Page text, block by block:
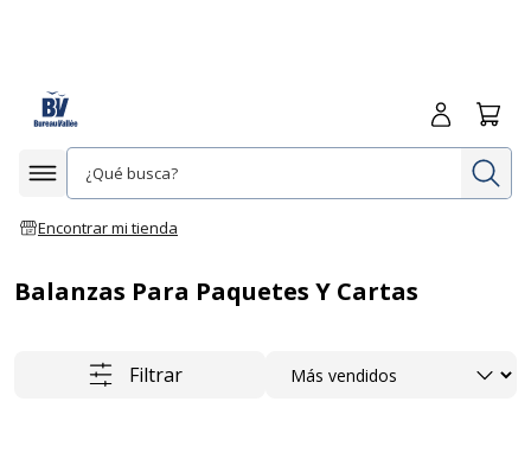
Afficher la navigation
Encontrar mi tienda
Iniciar
Balanzas Para Paquetes Y Cartas
Filtrar Ordenar